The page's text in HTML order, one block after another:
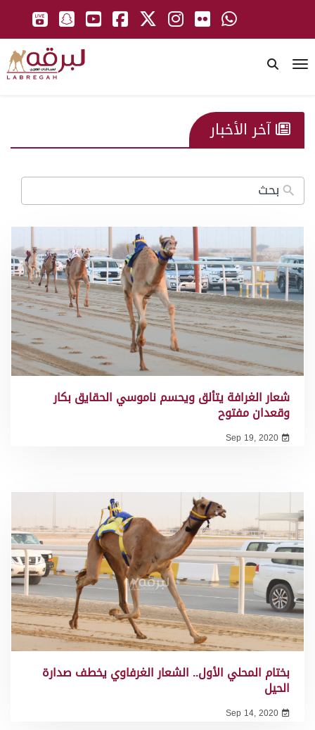
آخر الأخبار
شعار الغرافة يتألق ويحسم ناموسي الحقايق بكار
وقعدان مفتوح
Sep 19, 2020
بختام المحلي الأول.. الشعار الغرفاوي يخطف صدارة
الحيل
Sep 14, 2020